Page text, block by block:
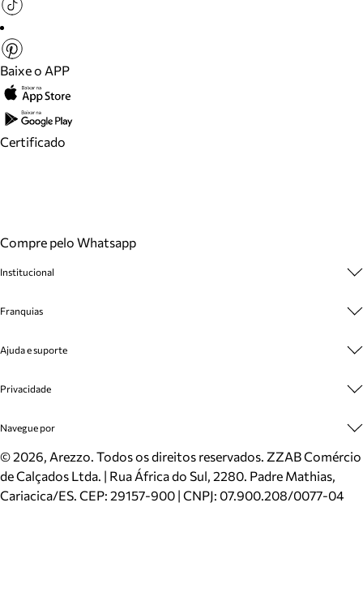
Baixe o APP
Certificado
Compre pelo Whatsapp
Institucional
Cashback
Venda Corporativa
Mapa do Site
Inverno
Mundo Arezzo
Franquias
Plano de Negócio
Ajuda e suporte
Cadastro
Meus Pedidos
Trocas e Devoluções
Cartão Presente
Localizador de lojas
Privacidade
Politica e Privacidade
Navegue por
Sapatos
Bolsas
Scarpins
©2026, Arezzo. Todos os direitos reservados. ZZAB Comércio
de Calçados Ltda. | Rua África do Sul, 2280. Padre Mathias,
Cariacica/ES. CEP: 29157-900 | CNPJ: 07.900.208/0077-04